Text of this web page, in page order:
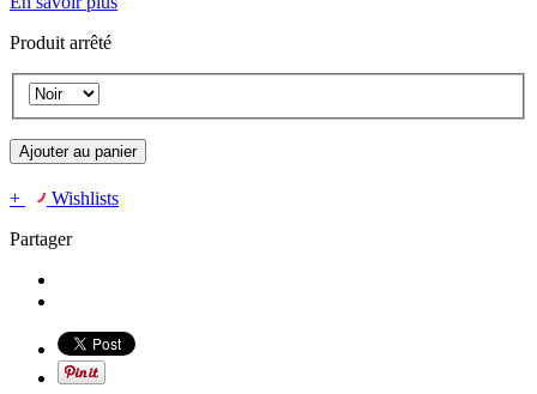
Produit arrêté
Ajouter au panier
+
Wishlists
Partager